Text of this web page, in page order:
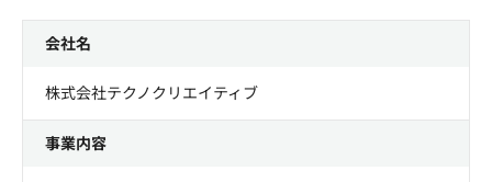
会社名
株式会社テクノクリエイティブ
事業内容